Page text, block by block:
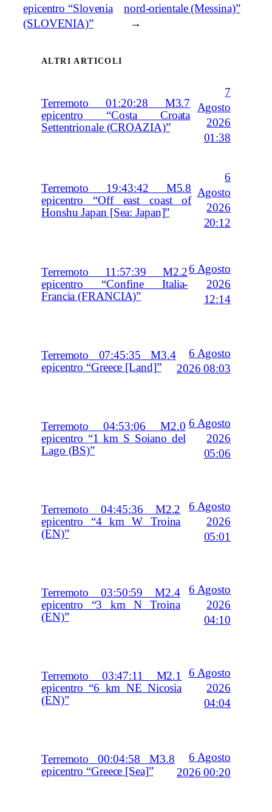
epicentro “Slovenia
(SLOVENIA)”
nord-orientale (Messina)”
→
ALTRI ARTICOLI
Terremoto 01:20:28 M3.7
epicentro “Costa Croata
Settentrionale (CROAZIA)”
7
Agosto
2026
01:38
Terremoto 19:43:42 M5.8
epicentro “Off east coast of
Honshu Japan [Sea: Japan]”
6
Agosto
2026
20:12
Terremoto 11:57:39 M2.2
epicentro “Confine Italia-
Francia (FRANCIA)”
6 Agosto
2026
12:14
Terremoto 07:45:35 M3.4
epicentro “Greece [Land]”
6 Agosto
2026 08:03
Terremoto 04:53:06 M2.0
epicentro “1 km S Soiano del
Lago (BS)”
6 Agosto
2026
05:06
Terremoto 04:45:36 M2.2
epicentro “4 km W Troina
(EN)”
6 Agosto
2026
05:01
Terremoto 03:50:59 M2.4
epicentro “3 km N Troina
(EN)”
6 Agosto
2026
04:10
Terremoto 03:47:11 M2.1
epicentro “6 km NE Nicosia
(EN)”
6 Agosto
2026
04:04
Terremoto 00:04:58 M3.8
epicentro “Greece [Sea]”
6 Agosto
2026 00:20